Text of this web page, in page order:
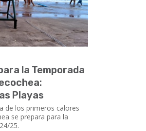
la Temporada
Playas
de los primeros calores
se prepara para la
25.